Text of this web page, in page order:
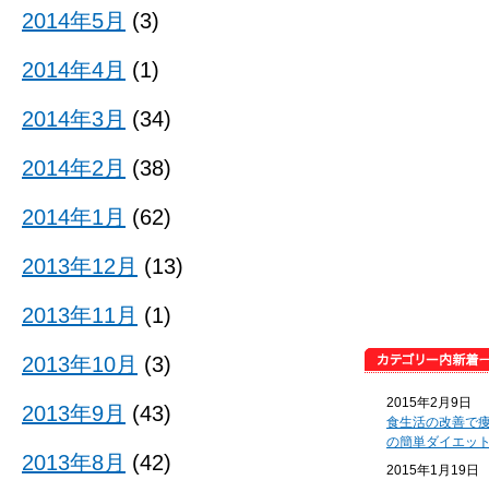
2015年2月9日
食生活の改善で
の簡単ダイエッ
2015年1月19日
2014年5月 (3)
2014年4月 (1)
2014年3月 (34)
2014年2月 (38)
2014年1月 (62)
2013年12月 (13)
2013年11月 (1)
2013年10月 (3)
2013年9月 (43)
2013年8月 (42)